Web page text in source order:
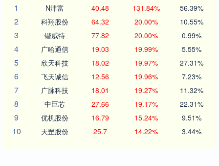
1
N津富 40.48 131.84% 56.39%
2 科翔股份 64.32 20.00% 10.55%
3 锴威特 77.82 20.00% 0.99%
4 广哈通信 19.03 19.99% 5.55%
5 欣天科技 18.02 19.97% 27.31%
6 飞天诚信 12.56 19.96% 7.23%
7 广脉科技 18.01 19.27% 11.32%
8 中巨芯 27.66 19.17% 22.31%
9 优机股份 16.79 15.24% 9.51%
10 天罡股份 25.7 14.22% 3.44%